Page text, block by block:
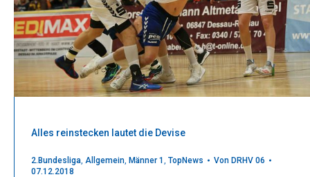
Alles reinstecken lautet die Devise
2.Bundesliga, Allgemein, Männer 1 , TopNews Von DRHV 06
07.12.2018